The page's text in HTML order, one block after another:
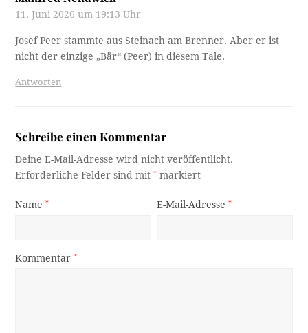
11. Juni 2026 um 19:13 Uhr
Josef Peer stammte aus Steinach am Brenner. Aber er ist
nicht der einzige „Bär“ (Peer) in diesem Tale.
Antworten
Schreibe einen Kommentar
Deine E-Mail-Adresse wird nicht veröffentlicht.
Erforderliche Felder sind mit* markiert
Name* E-Mail-Adresse*
Kommentar*